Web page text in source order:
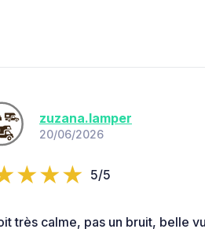
zuzana.lamper
20/06/2026
5/5
très calme, pas un bruit, belle